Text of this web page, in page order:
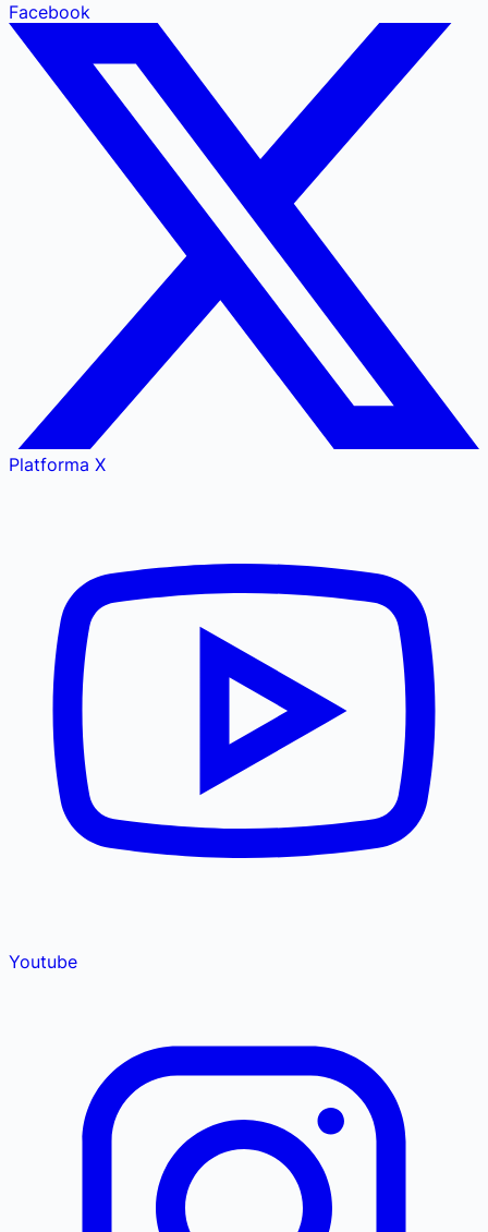
Facebook
Platforma X
Youtube